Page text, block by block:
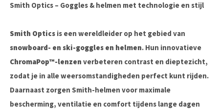
Smith Optics – Goggles & helmen met technologie en stijl
Smith Optics is een wereldleider op het gebied van
snowboard- en ski-goggles en helmen. Hun innovatieve
ChromaPop™-lenzen verbeteren contrast en dieptezicht,
zodat je in alle weersomstandigheden perfect kunt rijden.
Daarnaast zorgen Smith-helmen voor maximale
bescherming, ventilatie en comfort tijdens lange dagen